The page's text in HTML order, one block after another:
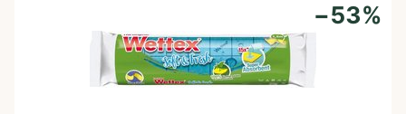
−53%